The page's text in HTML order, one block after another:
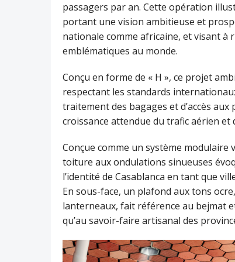
passagers par an. Cette opération
portant une vision ambitieuse et
nationale comme africaine, et visant
emblématiques au monde.
Conçu en forme de « H », ce projet
respectant les standards
traitement des bagages et d’accès
croissance attendue du trafic aérien et
Conçue comme un système
toiture aux ondulations sinueuses
l’identité de Casablanca en tant que
En sous-face, un plafond aux tons
lanterneaux, fait référence au bejmat
qu’au savoir-faire artisanal des